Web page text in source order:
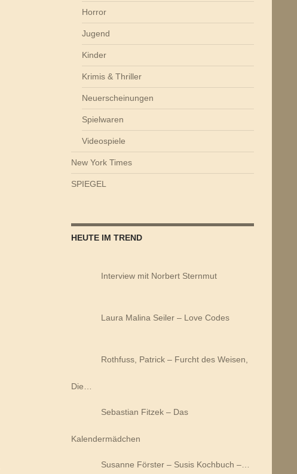
Horror
Jugend
Kinder
Krimis & Thriller
Neuerscheinungen
Spielwaren
Videospiele
New York Times
SPIEGEL
HEUTE IM TREND
Interview mit Norbert Sternmut
Laura Malina Seiler – Love Codes
Rothfuss, Patrick – Furcht des Weisen,
Die…
Sebastian Fitzek – Das
Kalendermädchen
Susanne Förster – Susis Kochbuch –…